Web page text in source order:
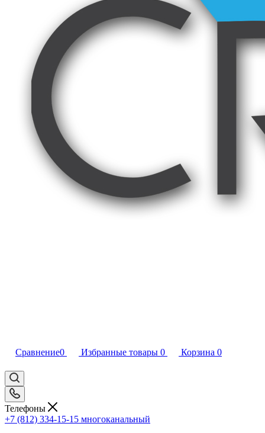
Сравнение0 Избранные товары 0 Корзина 0
Телефоны
+7 (812) 334-15-15 многоканальный